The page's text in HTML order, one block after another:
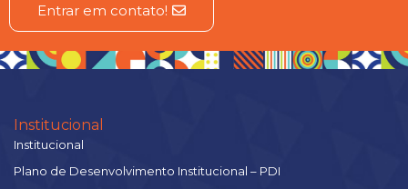
Entrar em contato!
Institucional
Institucional
Plano de Desenvolvimento Institucional – PDI